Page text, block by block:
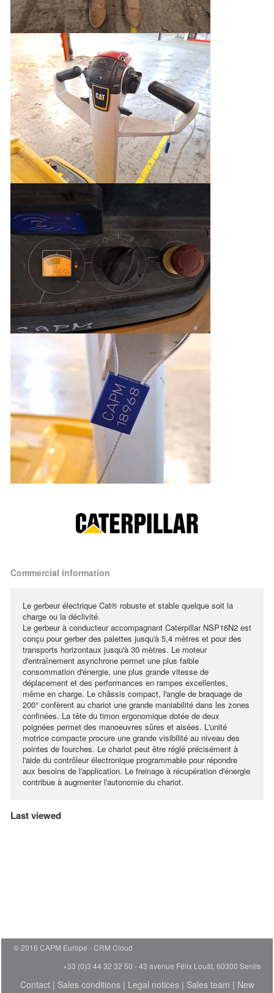
Commercial information
Le gerbeur électrique Cat® robuste et stable quelque soit la
charge ou la déclivité.
Le gerbeur à conducteur accompagnant Caterpillar NSP16N2 est
conçu pour gerber des palettes jusqu'à 5,4 mètres et pour des
transports horizontaux jusqu'à 30 mètres. Le moteur
d'entraînement asynchrone permet une plus faible
consommation d'énergie, une plus grande vitesse de
déplacement et des performances en rampes excellentes,
même en charge. Le châssis compact, l'angle de braquage de
200° confèrent au chariot une grande maniabilité dans les zones
confinées. La tête du timon ergonomique dotée de deux
poignées permet des manoeuvres sûres et aisées. L'unité
motrice compacte procure une grande visibilité au niveau des
pointes de fourches. Le chariot peut être réglé précisément à
l'aide du contrôleur électronique programmable pour répondre
aux besoins de l'application. Le freinage à récupération d'énergie
contribue à augmenter l'autonomie du chariot.
Last viewed
© 2016 CAPM Europe
CRM Cloud
+33 (0)3 44 32 32 50 - 43 avenue Félix Louât, 60300 Senlis
Contact| Sales conditions| Legal notices| Sales team | New